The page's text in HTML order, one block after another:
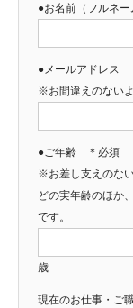
●お名前（フルネ
●メールアドレス
※お間違えのない
●ご年齢 ＊必須
※お差し支えのな
どの実年齢のほか
です。
歳
現在のお仕事・ご